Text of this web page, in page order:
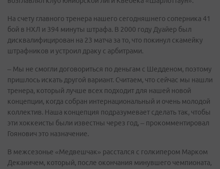
На счету главного тренера нашего сегодняшнего соперника 41
бой в НХЛ и 394 минуты штрафа. В 2000 году Дуайер был
дисквалифицирован на 23 матча за то, что покинул скамейку
штрафников и устроил драку с арбитрами.
– Мы не смогли договориться по деньгам с Шедденом, поэтому
пришлось искать другой вариант. Считаем, что сейчас мы нашли
тренера, который лучше всех подходит для нашей новой
концепции, когда собран интернациональный и очень молодой
коллектив. Наша концепция подразумевает сделать так, чтобы
эти хоккеисты были известны через год, – прокомментировал
Гоянович это назначение.
В межсезонье «Медвешчак» расстался с голкипером Марком
Деканичем, который, после окончания минувшего чемпионата,